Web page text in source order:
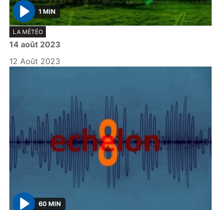
P
l
a
y
1 MIN
LA MÉTÉO
14 août 2023
12 Août 2023
60 MIN